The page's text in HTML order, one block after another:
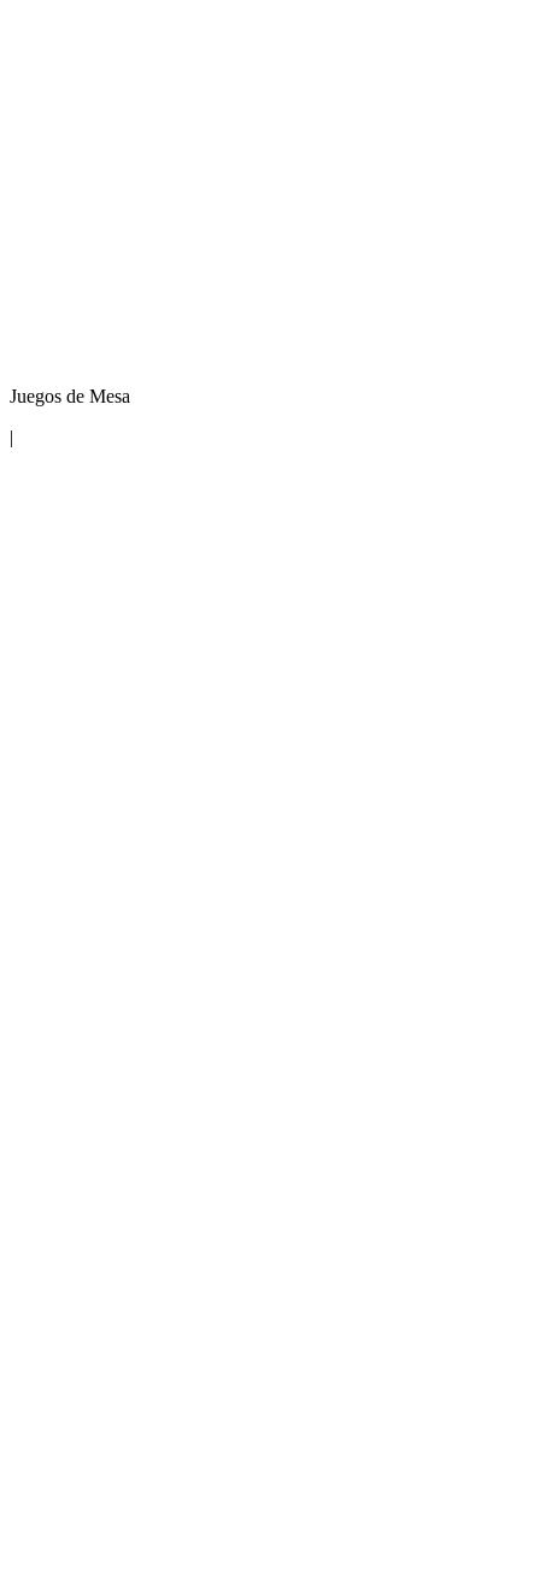
Juegos de Mesa
|